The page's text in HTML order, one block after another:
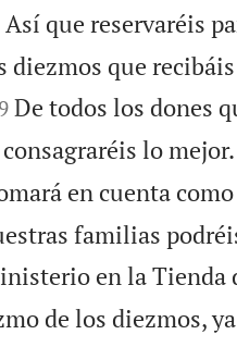
Así que reservaréis
diezmos que
De todos los dones
lo mejor.
en cuenta
familias
en la Tienda
de los diezmos,